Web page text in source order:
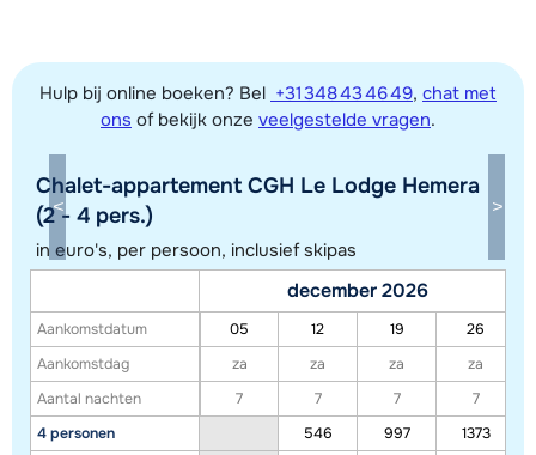
Toon alle accommodaties in dit gebied
Deze kaart geeft een indicatie van de ligging van onze accommodaties. De
exacte locatie kan enigszins afwijken.
Hulp bij online boeken? Bel +31 348 43 46 49, chat met
ons of bekijk onze veelgestelde vragen.
Chalet-appartement CGH Le Lodge Hemera
(2 - 4 pers.)
in euro's, per persoon, inclusief skipas
Aankomstdatum
Aankomstdag
Aantal nachten
4 personen
december 2026
05 12 19
26
za
za za
za
7
7 7
7
546
997 1373